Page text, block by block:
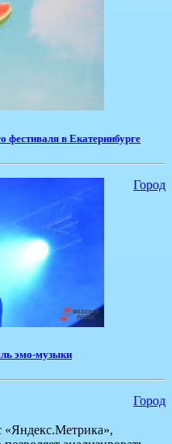
фестиваля в Екатеринбурге
Город
эмо-музыки
Город
«Яндекс.Метрика»,